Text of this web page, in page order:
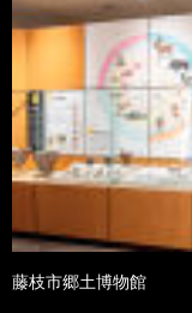
藤枝市郷土博物館